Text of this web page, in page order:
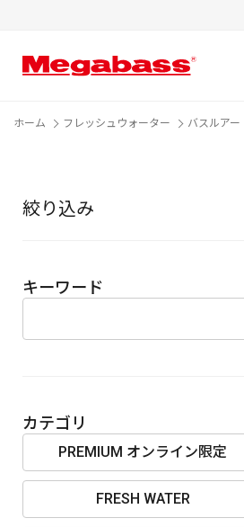
カテゴリ
価格
ホーム フレッシュウォーター バスルアー
絞り込み
キーワード
カテゴリ
PREMIUM オンライン限定
FRESH WATER